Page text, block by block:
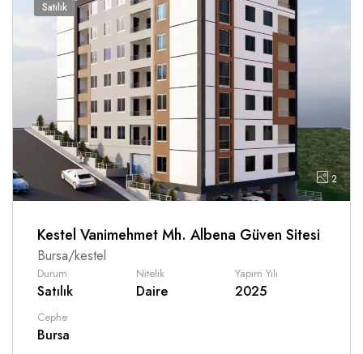
Satılık
2
Kestel Vanimehmet Mh. Albena Güven Sitesi
Bursa/kestel
Durum
Satılık
Nitelik
Daire
Yapım Yılı
2025
Cephe
Bursa